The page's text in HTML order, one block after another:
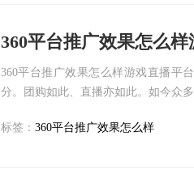
360平台推广效果怎么
360平台推广效果怎么样游戏直播平
分。团购如此、直播亦如此。如今众
标签： 360平台推广效果怎么样